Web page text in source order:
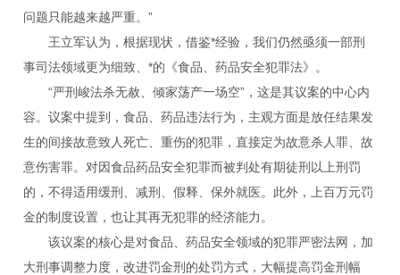
问题只能越来越严重。”
王立军认为，根据现状，借鉴*经验，我们仍然亟须一部刑
事司法领域更为细致、*的《食品、药品安全犯罪法》。
“严刑峻法杀无赦、倾家荡产一场空”，这是其议案的中心内
容。议案中提到，食品、药品违法行为，主观方面是放任结果发
生的间接故意致人死亡、重伤的犯罪，直接定为故意杀人罪、故
意伤害罪。对因食品药品安全犯罪而被判处有期徒刑以上刑罚
的，不得适用缓刑、减刑、假释、保外就医。此外，上百万元罚
金的制度设置，也让其再无犯罪的经济能力。
该议案的核心是对食品、药品安全领域的犯罪严密法网，加
大刑事调整力度，改进罚金刑的处罚方式，大幅提高罚金刑幅